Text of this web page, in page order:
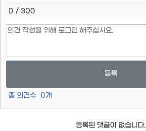
0 / 300
등록
총 의견수 0개
등록된 댓글이 없습니다.